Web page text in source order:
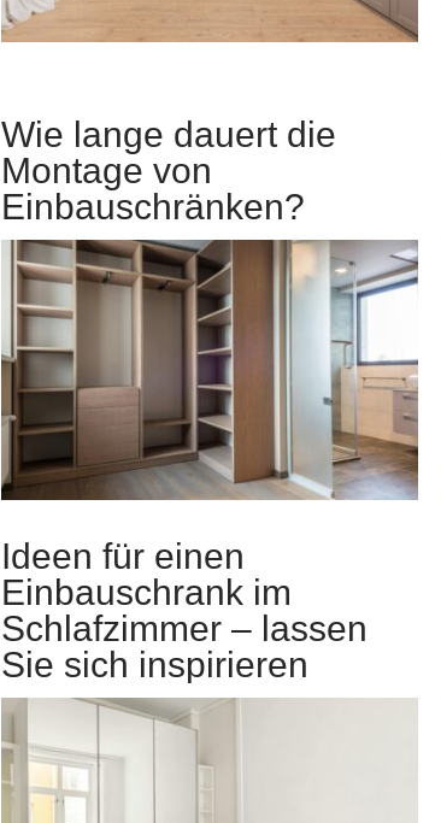
Wie lange dauert die
Montage von
Einbauschränken?
Ideen für einen
Einbauschrank im
Schlafzimmer – lassen
Sie sich inspirieren